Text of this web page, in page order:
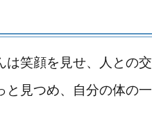
は笑顔を見せ、人との
と見つめ、自分の体の